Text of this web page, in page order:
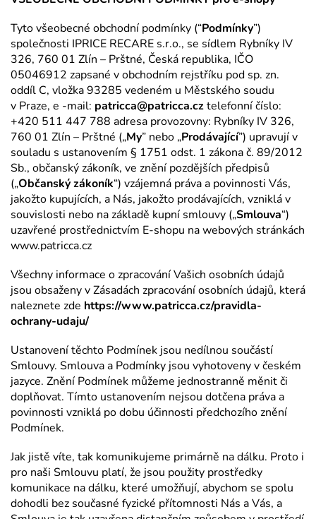
Tyto všeobecné obchodní podmínky (“Podmínky”)
společnosti IPRICE RECARE s.r.o., se sídlem Rybníky IV
326, 760 01 Zlín – Prštné, Česká republika, IČO
05046912 zapsané v obchodním rejstříku pod sp. zn.
oddíl C, vložka 93285 vedeném u Městského soudu
v Praze, e -mail: patricca@patricca.cztelefonní číslo:
+420 511 447 788 adresa provozovny: Rybníky IV 326,
760 01 Zlín – Prštné („My” nebo „Prodávající”) upravují v
souladu s ustanovením § 1751 odst. 1 zákona č. 89/2012
Sb., občanský zákoník, ve znění pozdějších předpisů
(„Občanský zákoník“) vzájemná práva a povinnosti Vás,
jakožto kupujících, a Nás, jakožto prodávajících, vzniklá v
souvislosti nebo na základě kupní smlouvy („Smlouva“)
uzavřené prostřednictvím E-shopu na webových stránkách
www.patricca.cz
Všechny informace o zpracování Vašich osobních údajů
jsou obsaženy v Zásadách zpracování osobních údajů, která
naleznete zde https://www.patricca.cz/pravidla-
ochrany-udaju/
Ustanovení těchto Podmínek jsou nedílnou součástí
Smlouvy. Smlouva a Podmínky jsou vyhotoveny v českém
jazyce. Znění Podmínek můžeme jednostranně měnit či
doplňovat. Tímto ustanovením nejsou dotčena práva a
povinnosti vzniklá po dobu účinnosti předchozího znění
Podmínek.
Jak jistě víte, tak komunikujeme primárně na dálku. Proto i
pro naši Smlouvu platí, že jsou použity prostředky
komunikace na dálku, které umožňují, abychom se spolu
dohodli bez současné fyzické přítomnosti Nás a Vás, a